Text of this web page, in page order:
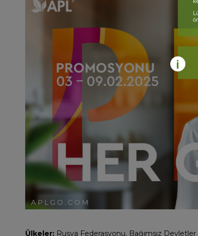
Ülkeler: Rusya Federasyonu, Bağımsız